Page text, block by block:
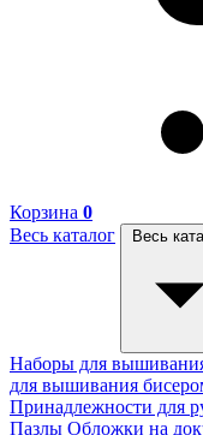
Корзина 0
Весь каталог
Весь
Наборы для
для вышивания
Принадлежности для
Пазлы Обложки на